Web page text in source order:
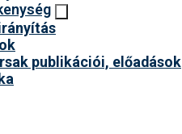
publikációi, előadások